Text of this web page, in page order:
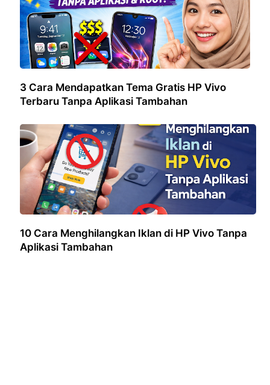
3 Cara Mendapatkan Tema Gratis HP Vivo
Terbaru Tanpa Aplikasi Tambahan
10 Cara Menghilangkan Iklan di HP Vivo Tanpa
Aplikasi Tambahan